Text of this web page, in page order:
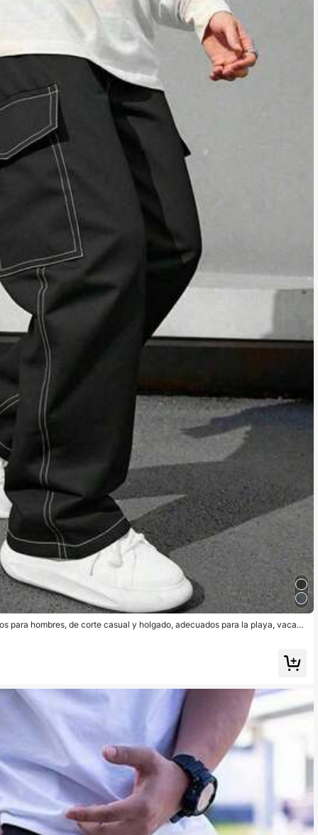
para hombres, de corte casual y holgado, adecuados para la playa, vacaci
al aire libre, fitness, trotar y otras ocasiones, pantalones rectos y holgado